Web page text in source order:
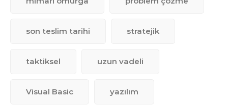
son teslim tarihi stratejik
taktiksel uzun vadeli
Visual Basic yazılım